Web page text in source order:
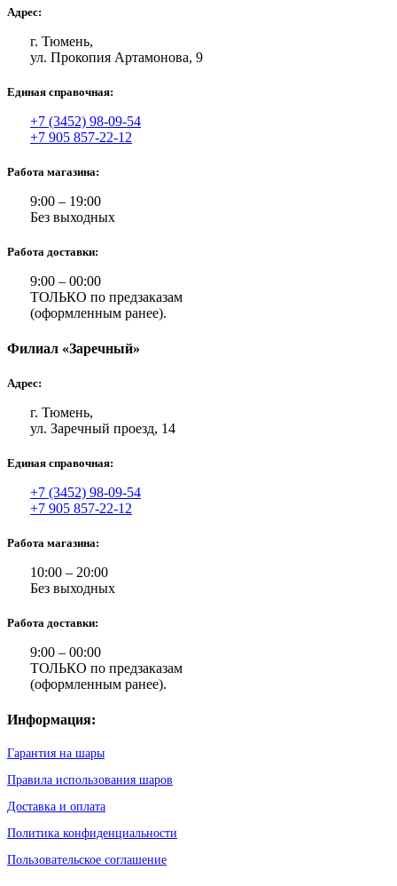
Адрес:
г. Тюмень,
ул. Прокопия Артамонова, 9
Единая справочная:
+7 (3452) 98-09-54
+7 905 857-22-12
Работа магазина:
9:00 – 19:00
Без выходных
Работа доставки:
9:00 – 00:00
ТОЛЬКО по предзаказам
(оформленным ранее).
Филиал «Заречный»
Адрес:
г. Тюмень,
ул. Заречный проезд, 14
Единая справочная:
+7 (3452) 98-09-54
+7 905 857-22-12
Работа магазина:
10:00 – 20:00
Без выходных
Работа доставки:
9:00 – 00:00
ТОЛЬКО по предзаказам
(оформленным ранее).
Информация:
Гарантия на шары
Правила использования шаров
Доставка и оплата
Политика конфиденциальности
Пользовательское соглашение